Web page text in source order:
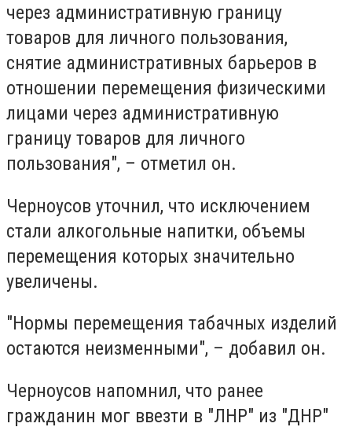
через административную границу
товаров для личного пользования,
снятие административных барьеров в
отношении перемещения физическими
лицами через административную
границу товаров для личного
пользования", – отметил он.
Черноусов уточнил, что исключением
стали алкогольные напитки, объемы
перемещения которых значительно
увеличены.
"Нормы перемещения табачных изделий
остаются неизменными", – добавил он.
Черноусов напомнил, что ранее
гражданин мог ввезти в "ЛНР" из "ДНР"